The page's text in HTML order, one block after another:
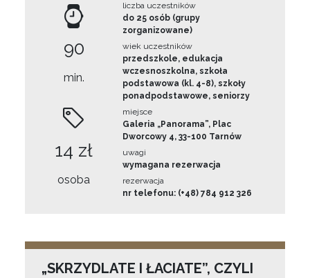
90
min.
14 zł
osoba
liczba uczestników
do 25 osób (grupy
zorganizowane)
wiek uczestników
przedszkole, edukacja
wczesnoszkolna, szkoła
podstawowa (kl. 4-8), szkoły
ponadpodstawowe, seniorzy
miejsce
Galeria „Panorama”, Plac
Dworcowy 4, 33-100 Tarnów
uwagi
wymagana rezerwacja
rezerwacja
nr telefonu: (+48) 784 912 326
„SKRZYDLATE I ŁACIATE”, CZYLI